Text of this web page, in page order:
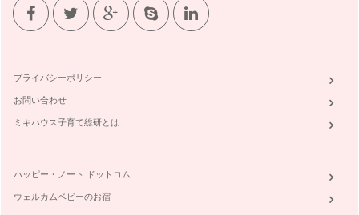
プライバシーポリシー
お問い合わせ
ミキハウス子育て総研とは
ハッピー・ノート ドットコム
ウェルカムベビーのお宿